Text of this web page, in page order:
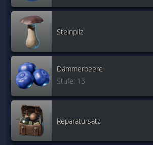
Steinpilz
Dämmerbeere
Stufe: 13
Reparatursatz